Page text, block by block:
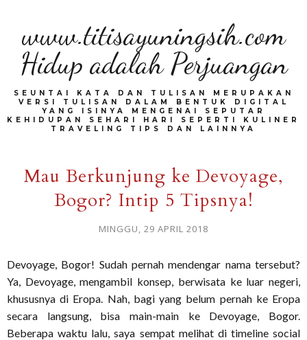
www.titisayuningsih.com
Hidup adalah Perjuangan
SEUNTAI KATA DAN TULISAN MERUPAKAN
VERSI TULISAN DALAM BENTUK DIGITAL
YANG ISINYA MENGENAI SEPUTAR
KEHIDUPAN SEHARI HARI SEPERTI KULINER
TRAVELING TIPS DAN LAINNYA
Mau Berkunjung ke Devoyage,
Bogor? Intip 5 Tipsnya!
MINGGU, 29 APRIL 2018
Devoyage, Bogor! Sudah pernah mendengar nama tersebut?
Ya, Devoyage, mengambil konsep, berwisata ke luar negeri,
khususnya di Eropa. Nah, bagi yang belum pernah ke Eropa
secara langsung, bisa main-main ke Devoyage, Bogor.
Beberapa waktu lalu, saya sempat melihat di timeline social